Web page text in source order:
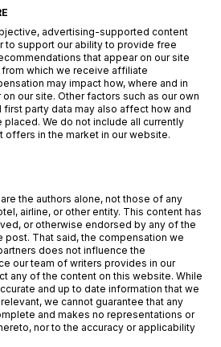
advertising-supported content
to support our ability to provide free
that appear on our site
which we receive affiliate
may impact how, where and in
our site. Other factors such as our own
party data may also affect how and
We do not include all currently
offers in the market in our website.
the authors alone, not those of any
airline, or other entity. This content has
or otherwise endorsed by any of the
post. That said, the compensation we
does not influence the
our team of writers provides in our
any of the content on this website. While
and up to date information that we
we cannot guarantee that any
and makes no representations or
nor to the accuracy or applicability